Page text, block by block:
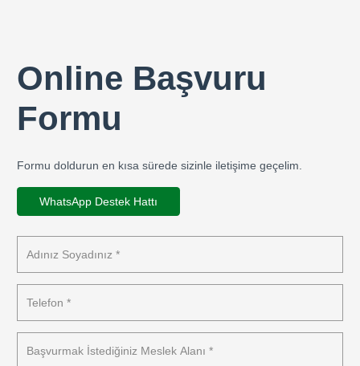
Online Başvuru
Formu
Formu doldurun en kısa sürede sizinle iletişime geçelim.
WhatsApp Destek Hattı